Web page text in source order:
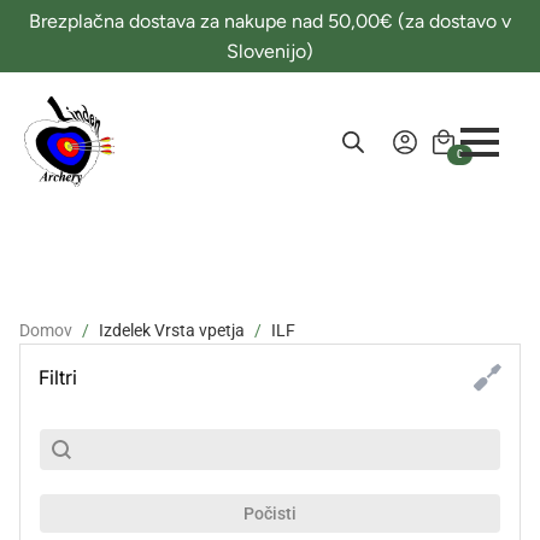
Brezplačna dostava za nakupe nad 50,00€ (za dostavo v
Slovenijo)
0
Domov Izdelek Vrsta vpetja ILF
Filtri
SubSearch
Search content
Počisti